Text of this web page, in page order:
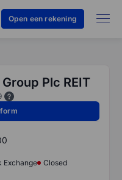
Open een rekening
Plc REIT
Exchange
Closed